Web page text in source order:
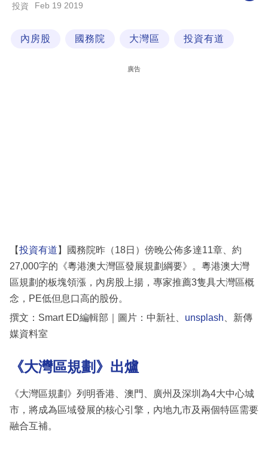
科
區
投資 Feb 19 2019
內房股 國務院 大灣區 投資有道
廣告
【投資有道 】國務院昨（18日）傍晚公佈多達11章、約
27,000字的《粵港澳大灣區發展規劃綱要》。粵港澳大灣
區規劃的板塊領漲，內房股上揚，專家推薦3隻具大灣區概
念，PE低但息口高的股份。
撰文：Smart ED編輯部｜圖片：中新社、 unsplash 、新傳
媒資料室
《大灣區規劃》出爐
《大灣區規劃》列明香港、澳門、廣州及深圳為4大中心城
市，將成為區域發展的核心引擎，內地九市及兩個特區需要
融合互補。